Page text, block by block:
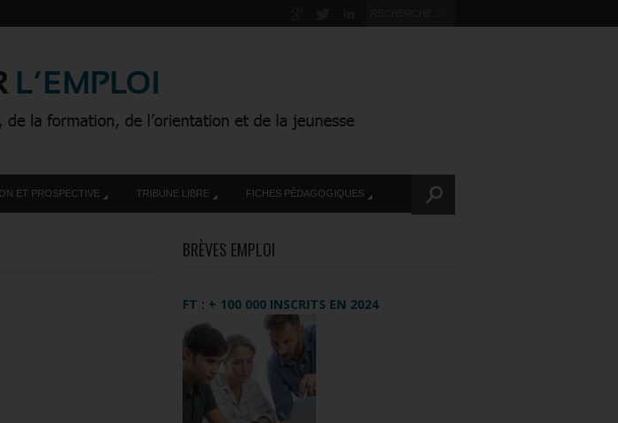
ET PROSPECTIVE TRIBUNE LIBRE FICHES PÉDAGOGIQUES
BRÈVES EMPLOI
FT : + 100 000 INSCRITS EN 2024